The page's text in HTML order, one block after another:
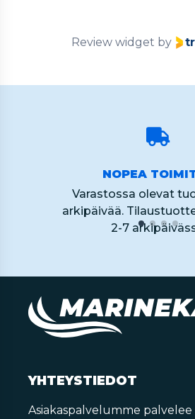
Review widget by
NOPEA
Varastossa olevat
arkipäivää.
2-7
YHTEYSTIEDOT
Asiakaspalvelumme palvelee